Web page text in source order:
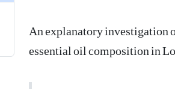
An explanatory investigation
essential oil composition in